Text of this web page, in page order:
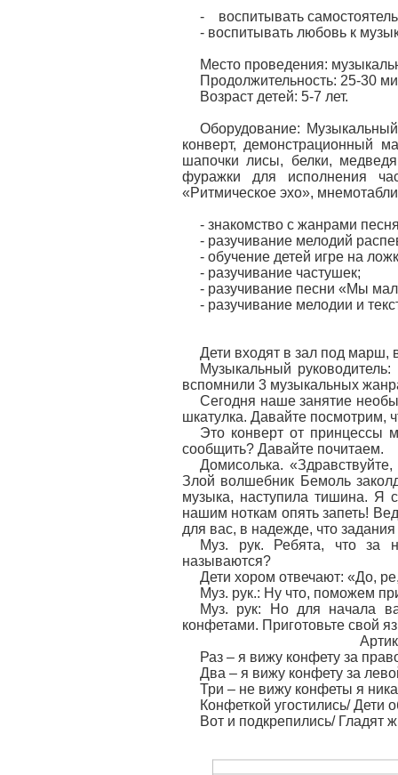
- воспитывать
- воспитывать любовь к
Место проведения:
Продолжительность: 25-30
Возраст детей: 5-7 лет.
Оборудование:
конверт, демонстрационный
шапочки лисы, белки,
фуражки для исполнения
«Ритмическое эхо»,
- знакомство с жанрами
- разучивание мелодий
- обучение детей игре на
- разучивание частушек;
- разучивание песни «Мы
- разучивание мелодии и
Дети входят в зал под марш,
Музыкальный
вспомнили 3 музыкальных
Сегодня наше занятие
шкатулка. Давайте посмотрим,
Это конверт от принцессы
сообщить? Давайте почитаем.
Домисолька.
Злой волшебник Бемоль
музыка, наступила тишина. Я
нашим ноткам опять запеть!
для вас, в надежде, что
Муз. рук. Ребята, что за
называются?
Дети хором отвечают: «До,
Муз. рук.: Ну что, поможем
Муз. рук: Но для начала
конфетами. Приготовьте свой
Раз – я вижу конфету за
Два – я вижу конфету за
Три – не вижу конфеты я
Конфеткой угостились/ Дети
Вот и подкрепились/ Гладят